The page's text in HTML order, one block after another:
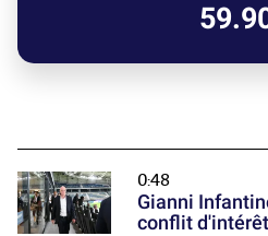
0:48
Gianni
conflit